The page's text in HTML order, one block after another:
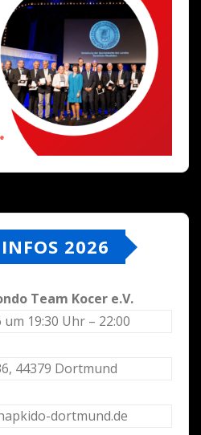
2026
Team Kocer e.V.
19:30 Uhr – 22:00
44379 Dortmund
dortmund.de